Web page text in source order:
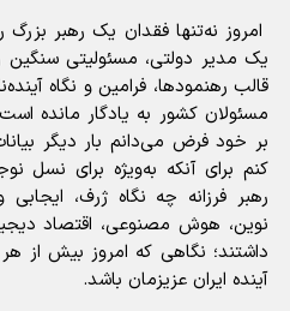
امروز نه‌تنها فقدان یک رهبر
یک مدیر دولتی، مسئولیتی
قالب رهنمودها، فرامین و نگاه
مسئولان کشور به یادگار مانده
بر خود فرض می‌دانم بار دیگر
کنم برای آنکه به‌ویژه برای نسل
رهبر فرزانه چه نگاه ژرف،
نوین، هوش مصنوعی، اقتصاد
داشتند؛ نگاهی که امروز بیش از
آینده ایران عزیزمان باشد.